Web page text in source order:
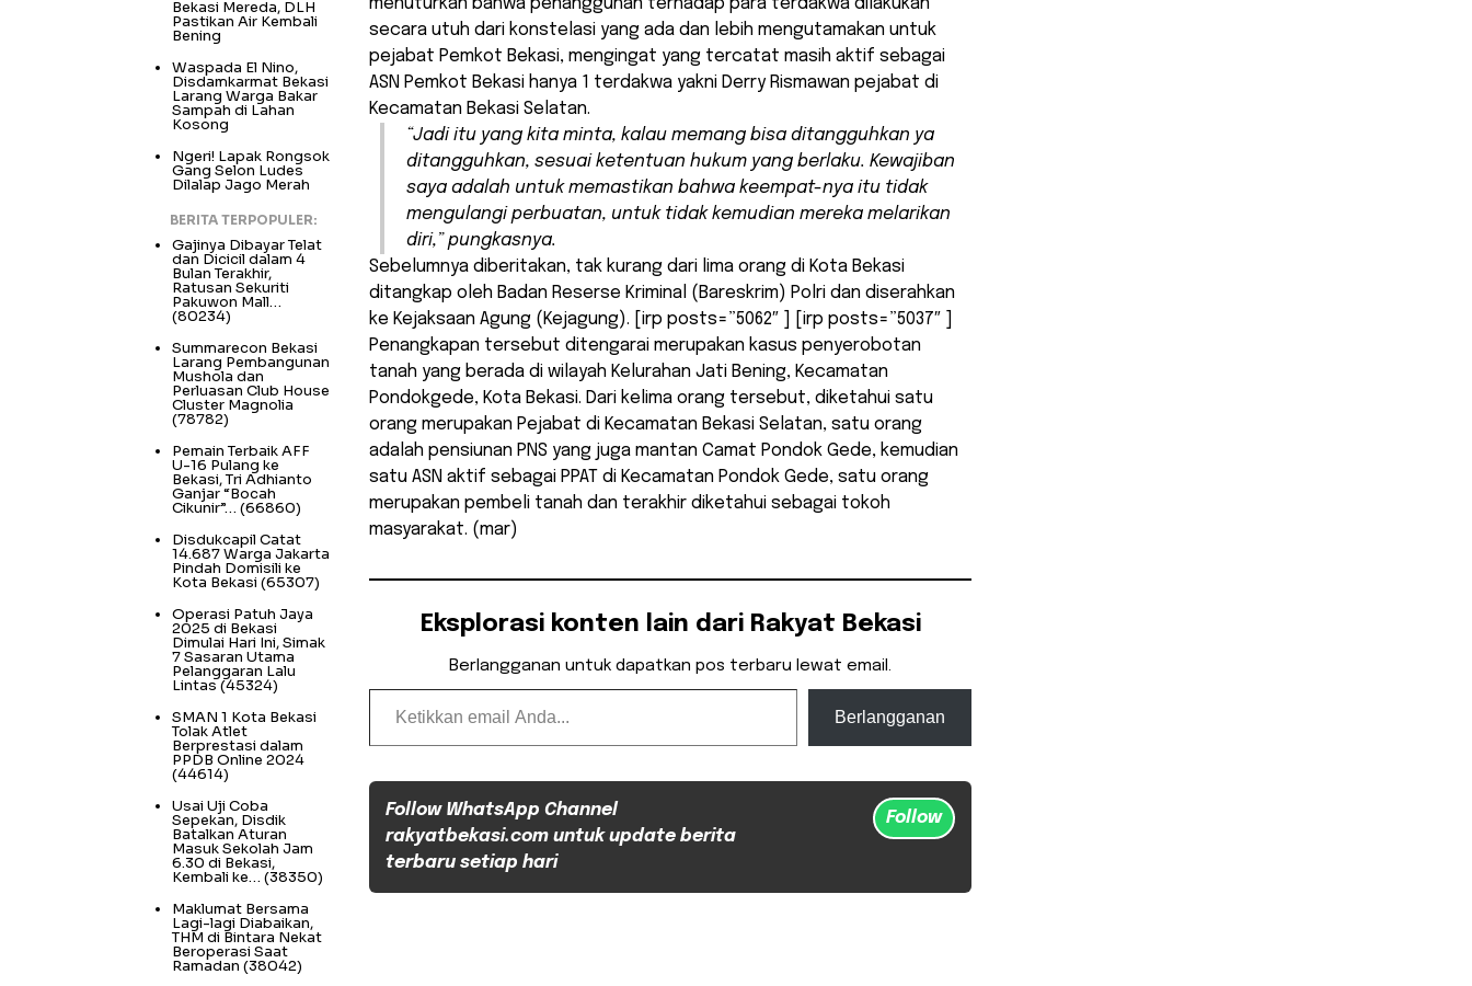
menuturkan bahwa penangguhan terhadap para terdakwa dilakukan
secara utuh dari konstelasi yang ada dan lebih mengutamakan untuk
pejabat Pemkot Bekasi, mengingat yang tercatat masih aktif sebagai
ASN Pemkot Bekasi hanya 1 terdakwa yakni Derry Rismawan pejabat di
Kecamatan Bekasi Selatan.
“Jadi itu yang kita minta, kalau memang bisa ditangguhkan ya
ditangguhkan, sesuai ketentuan hukum yang berlaku. Kewajiban
saya adalah untuk memastikan bahwa keempat-nya itu tidak
mengulangi perbuatan, untuk tidak kemudian mereka melarikan
diri,” pungkasnya.
Sebelumnya diberitakan, tak kurang dari lima orang di Kota Bekasi
ditangkap oleh Badan Reserse Kriminal (Bareskrim) Polri dan diserahkan
ke Kejaksaan Agung (Kejagung). [irp posts=”5062″ ] [irp posts=”5037″ ]
Penangkapan tersebut ditengarai merupakan kasus penyerobotan
tanah yang berada di wilayah Kelurahan Jati Bening, Kecamatan
Pondokgede, Kota Bekasi. Dari kelima orang tersebut, diketahui satu
orang merupakan Pejabat di Kecamatan Bekasi Selatan, satu orang
adalah pensiunan PNS yang juga mantan Camat Pondok Gede, kemudian
satu ASN aktif sebagai PPAT di Kecamatan Pondok Gede, satu orang
merupakan pembeli tanah dan terakhir diketahui sebagai tokoh
masyarakat. (mar)
Eksplorasi konten lain dari Rakyat Bekasi
Berlangganan untuk dapatkan pos terbaru lewat email.
Ketikkan email Anda...
Berlangganan
Follow WhatsApp Channel
rakyatbekasi.com untuk update berita
terbaru setiap hari
Follow
Bekasi Mereda, DLH
Pastikan Air Kembali
Bening
Waspada El Nino,
Disdamkarmat Bekasi
Larang Warga Bakar
Sampah di Lahan
Kosong
Ngeri! Lapak Rongsok
Gang Selon Ludes
Dilalap Jago Merah
BERITA TERPOPULER:
Gajinya Dibayar Telat
dan Dicicil dalam 4
Bulan Terakhir,
Ratusan Sekuriti
Pakuwon Mall…
(80234)
Summarecon Bekasi
Larang Pembangunan
Mushola dan
Perluasan Club House
Cluster Magnolia
(78782)
Pemain Terbaik AFF
U-16 Pulang ke
Bekasi, Tri Adhianto
Ganjar “Bocah
Cikunir”… (66860)
Disdukcapil Catat
14.687 Warga Jakarta
Pindah Domisili ke
Kota Bekasi (65307)
Operasi Patuh Jaya
2025 di Bekasi
Dimulai Hari Ini, Simak
7 Sasaran Utama
Pelanggaran Lalu
Lintas(45324)
SMAN 1 Kota Bekasi
Tolak Atlet
Berprestasi dalam
PPDB Online 2024
(44614)
Usai Uji Coba
Sepekan, Disdik
Batalkan Aturan
Masuk Sekolah Jam
6.30 di Bekasi,
Kembali ke… (38350)
Maklumat Bersama
Lagi-lagi Diabaikan,
THM di Bintara Nekat
Beroperasi Saat
Ramadan (38042)